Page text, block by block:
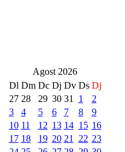
Agost 2026
Dl Dm Dc Dj Dv Ds Dj
27 28 29 30 31 1
2
3
4 5 6 7 8
9
10 11 12 13 14 15 16
17 18 19 20 21 22 23